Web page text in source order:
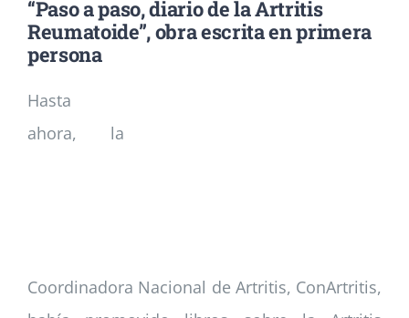
Noticias
“Paso a paso, diario de la Artritis
Reumatoide”, obra escrita en primera
persona
Hasta
ahora, la
Coordinadora Nacional de Artritis, ConArtritis,